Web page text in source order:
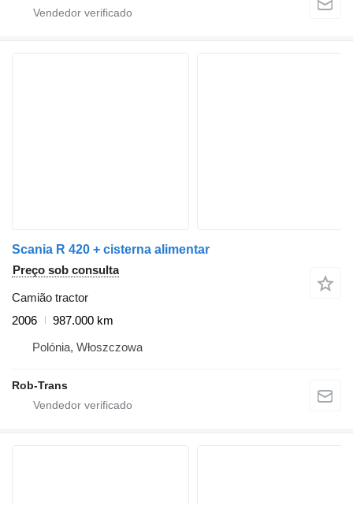
Scania R 420 + cisterna alimentar
Preço sob consulta
Camião tractor
2006
987.000 km
Polónia, Włoszczowa
Rob-Trans